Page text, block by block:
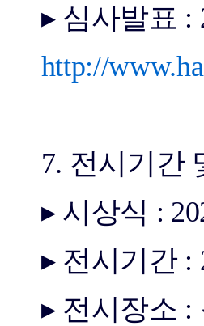
▸ 심사발표 :
http://
7. 전시기간
▸ 시상식 :
▸ 전시기간 :
▸ 전시장소